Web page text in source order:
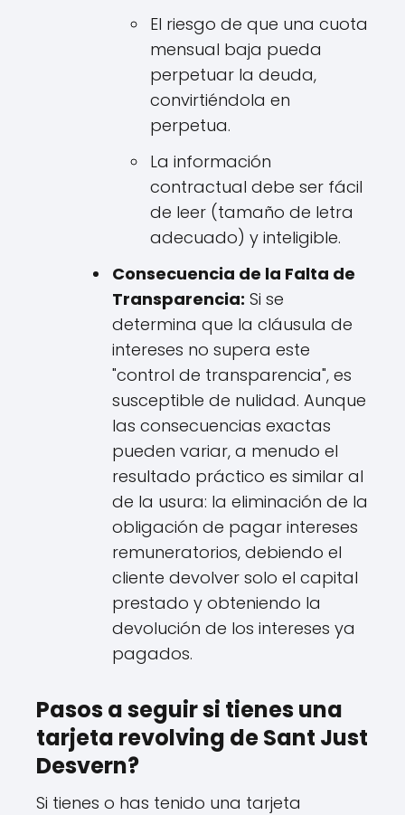
El riesgo de que una cuota
mensual baja pueda
perpetuar la deuda,
convirtiéndola en
perpetua.
La información
contractual debe ser fácil
de leer (tamaño de letra
adecuado) y inteligible.
Consecuencia de la Falta de
Transparencia: Si se
determina que la cláusula de
intereses no supera este
"control de transparencia", es
susceptible de nulidad. Aunque
las consecuencias exactas
pueden variar, a menudo el
resultado práctico es similar al
de la usura: la eliminación de la
obligación de pagar intereses
remuneratorios, debiendo el
cliente devolver solo el capital
prestado y obteniendo la
devolución de los intereses ya
pagados.
Pasos a seguir si tienes una
tarjeta revolving de Sant Just
Desvern?
Si tienes o has tenido una tarjeta